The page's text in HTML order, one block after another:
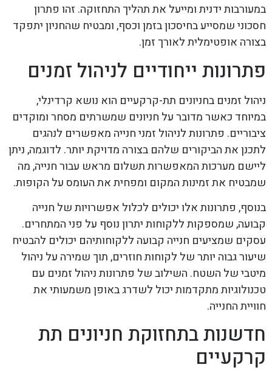
במעורבות ידנית ומייעל את תהליך התחזוקה. זהו פתרון
חסכוני שמסייע בחיסכון בזמן וכסף, ומבטיח שהחניון יתפקד
בצורה אופטימלית לאורך זמן.
פתרונות ייחודיים לניהול זמנים
ניהול זמנים בחניונים תת-קרקעיים הוא נושא קרדינלי,
במיוחד כאשר מדובר על חניונים שמשרתים מסחר ומוקדים
ציבוריים. פתרונות לניהול זמני חנייה מאפשרים לנהגים
לתכנן את הביקורים שלהם בצורה מדויקת יותר. לדוגמה, ניתן
ליישם מערכות המאפשרות תשלום מראש עבור חנייה, מה
שמבטיח את זמינות המקום ומפחית את העומס על הקופות.
בנוסף, פתרונות אלו יכולים לכלול אפשרויות של חנייה
קבועה, שמספקות ללקוחות יתרון נוסף על פני המתחרים.
עסקים שמציעים חנייה קבועה ללקוחותיהם יכולים להבטיח
שיעור גבוה יותר של לקוחות חוזרים, תוך שמירה על ניהול
מיטבי של השטח. השילוב של פתרונות ניהול זמנים עם
טכנולוגיות מתקדמות יכול לשדרג באופן משמעותי את
חוויית החנייה.
חדשנות בתחזוקת חניונים תת
קרקעיים